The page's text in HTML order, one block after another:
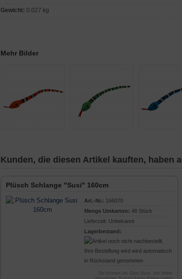
Gewicht: 0.027 kg
Mehr Bilder
Kunden, die diesen Artikel kauften, haben
Plüsch Schlange "Susi" 160cm
Art.-Nr.: 166070
Menge Umkarton: 48 Stück
Lieferzeit: Unbekannt
Lagerbestand:
Sie können als Gast (bzw. mit Ihrem